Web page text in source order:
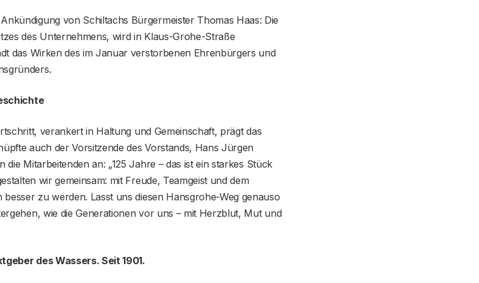
von Schiltachs Bürgermeister Thomas Haas: Die
des Unternehmens, wird in Klaus-Grohe-Straße
das Wirken des im Januar verstorbenen Ehrenbürgers und
verankert in Haltung und Gemeinschaft, prägt das
auch der Vorsitzende des Vorstands, Hans Jürgen
Mitarbeitenden an: „125 Jahre – das ist ein starkes Stück
wir gemeinsam: mit Freude, Teamgeist und dem
zu werden. Lasst uns diesen Hansgrohe-Weg genauso
wie die Generationen vor uns – mit Herzblut, Mut und
des Wassers. Seit 1901.